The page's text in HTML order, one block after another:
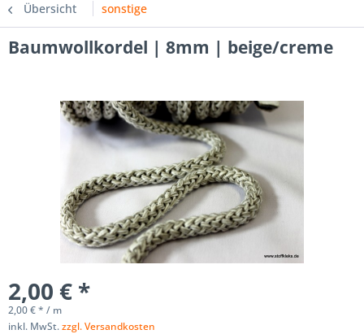
Übersicht sonstige
Baumwollkordel | 8mm | beige/creme
2,00 € *
2,00 € * / m
inkl. MwSt.zzgl. Versandkosten